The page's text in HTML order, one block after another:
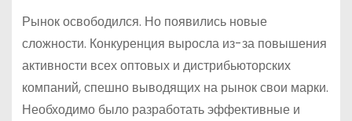
Рынок освободился. Но появились новые
сложности. Конкуренция выросла из-за повышения
активности всех оптовых и дистрибьюторских
компаний, спешно выводящих на рынок свои марки.
Необходимо было разработать эффективные и